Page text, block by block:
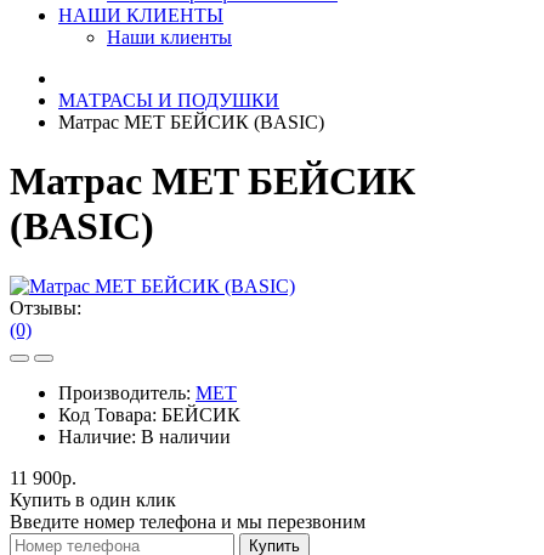
НАШИ КЛИЕНТЫ
Наши клиенты
МАТРАСЫ И ПОДУШКИ
Матрас MET БЕЙСИК (BASIC)
Матрас MET БЕЙСИК
(BASIC)
Отзывы:
(0)
Производитель: MET
Код Товара: БЕЙСИК
Наличие: В наличии
11 900р.
Купить в один клик
Введите номер телефона и мы перезвоним
Купить